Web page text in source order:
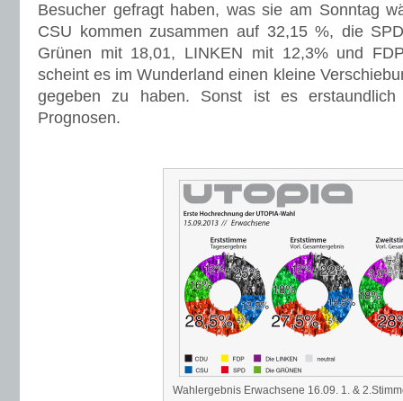
Besucher gefragt haben, was sie am Sonntag
CSU kommen zusammen auf 32,15 %, die
Grünen mit 18,01, LINKEN mit 12,3% und
scheint es im Wunderland einen kleine
gegeben zu haben. Sonst ist es
Prognosen.
Wahlergebnis Erwachsene 16.09. 1. &